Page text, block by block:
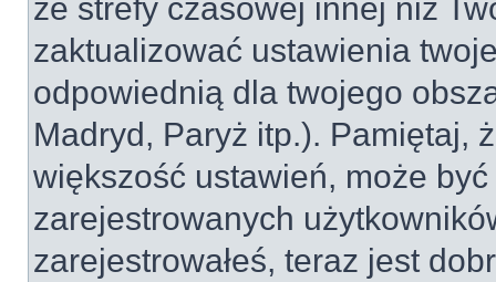
ze strefy czasowej innej niż
zaktualizować ustawienia
odpowiednią dla twojego
Madryd, Paryż itp.). Pamiętaj,
większość ustawień, może
zarejestrowanych
zarejestrowałeś, teraz jest